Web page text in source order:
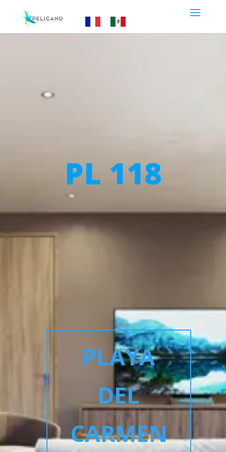
PL 118
PLAYA
DEL
CARMEN